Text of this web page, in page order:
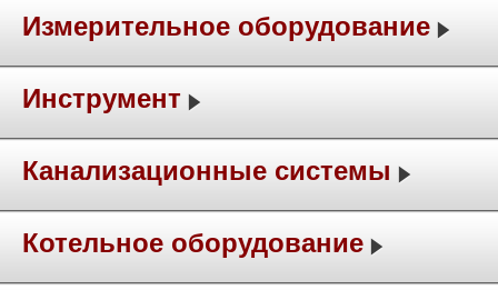
Измерительное оборудование
Инструмент
Канализационные системы
Котельное оборудование